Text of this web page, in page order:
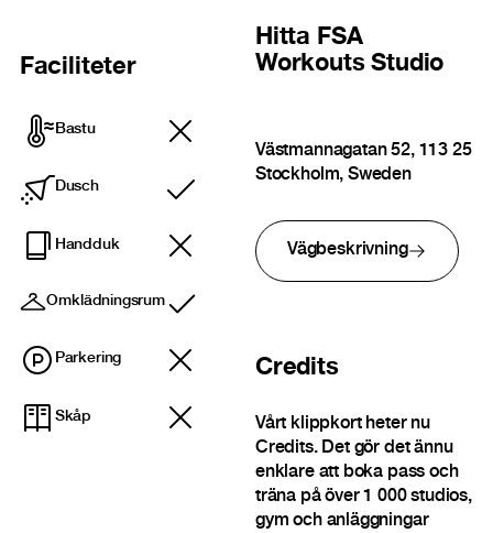
Faciliteter
Bastu
Dusch
Ingår
Handduk
Omklädningsrum
Ingår
Parkering
Skåp
Hitta FSA
Workouts Studio
Västmannagatan 52, 113 25
Stockholm, Sweden
Vägbeskrivning
Credits
Vårt klippkort heter nu
Credits. Det gör det ännu
enklare att boka pass och
träna på över 1 000 studios,
gym och anläggningar